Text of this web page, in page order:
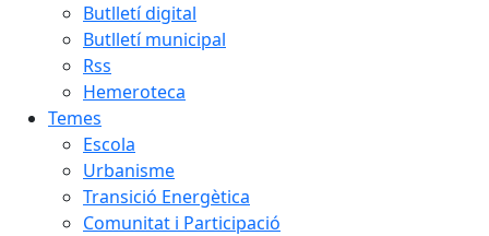
Butlletí digital
Butlletí municipal
Rss
Hemeroteca
Temes
Escola
Urbanisme
Transició Energètica
Comunitat i Participació